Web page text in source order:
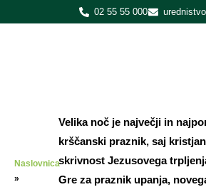
02 55 55 000
Naslovnica
»
Velika noč je največji in
krščanski praznik, saj
skrivnost Jezusovega
Gre za praznik upanja,